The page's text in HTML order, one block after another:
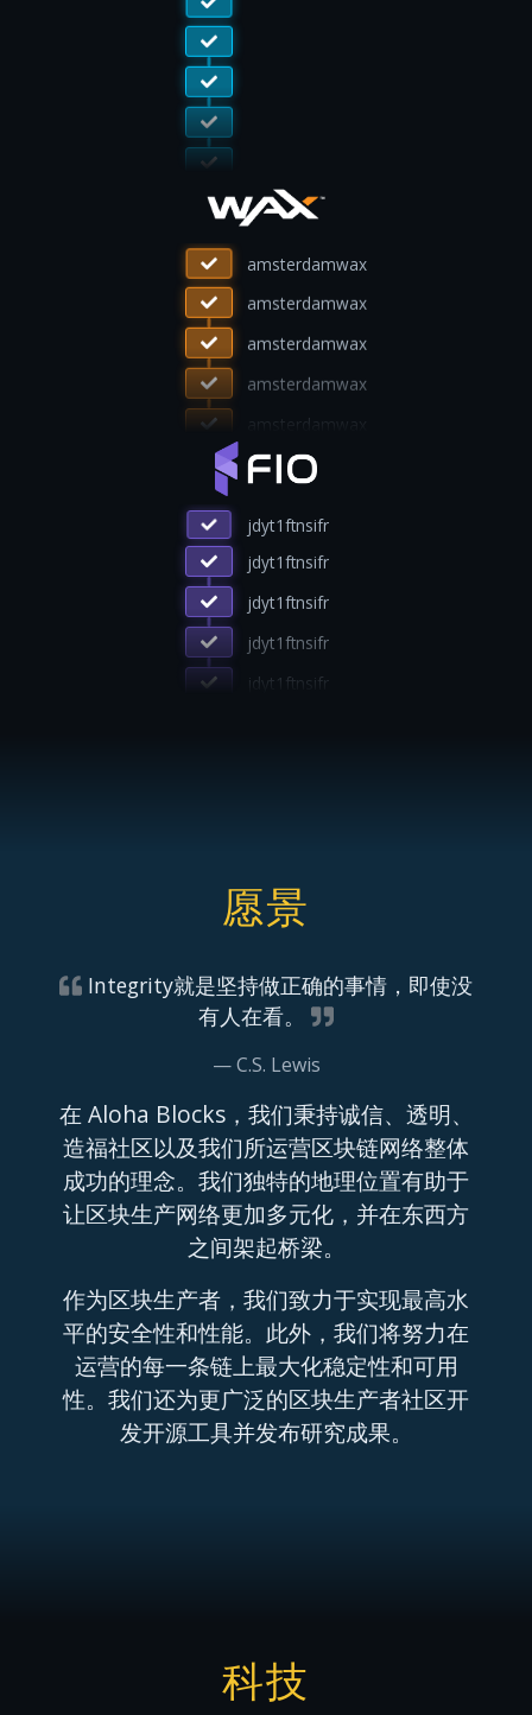
amsterdamwax
amsterdamwax
amsterdamwax
amsterdamwax
amsterdamwax
jdyt1ftnsifr
jdyt1ftnsifr
jdyt1ftnsifr
jdyt1ftnsifr
jdyt1ftnsifr
jdyt1ftnsifr
愿景
Integrity就是坚持做正确的事情，即使没
有人在看。
C.S. Lewis
在 Aloha Blocks，我们秉持诚信、透明、
造福社区以及我们所运营区块链网络整体
成功的理念。我们独特的地理位置有助于
让区块生产网络更加多元化，并在东西方
之间架起桥梁。
作为区块生产者，我们致力于实现最高水
平的安全性和性能。此外，我们将努力在
运营的每一条链上最大化稳定性和可用
性。我们还为更广泛的区块生产者社区开
发开源工具并发布研究成果。
科技